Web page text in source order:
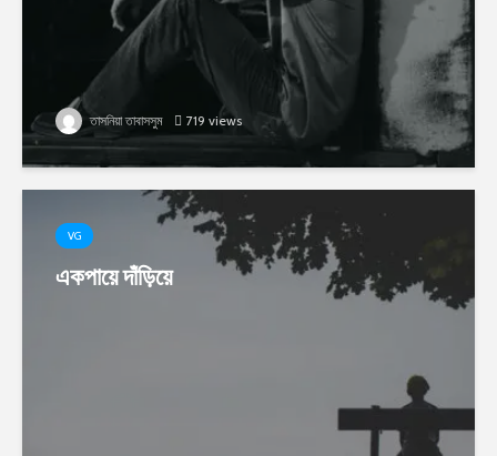
তাসনিয়া তাবাসসুম 719 views
VG
একপায়ে দাঁড়িয়ে